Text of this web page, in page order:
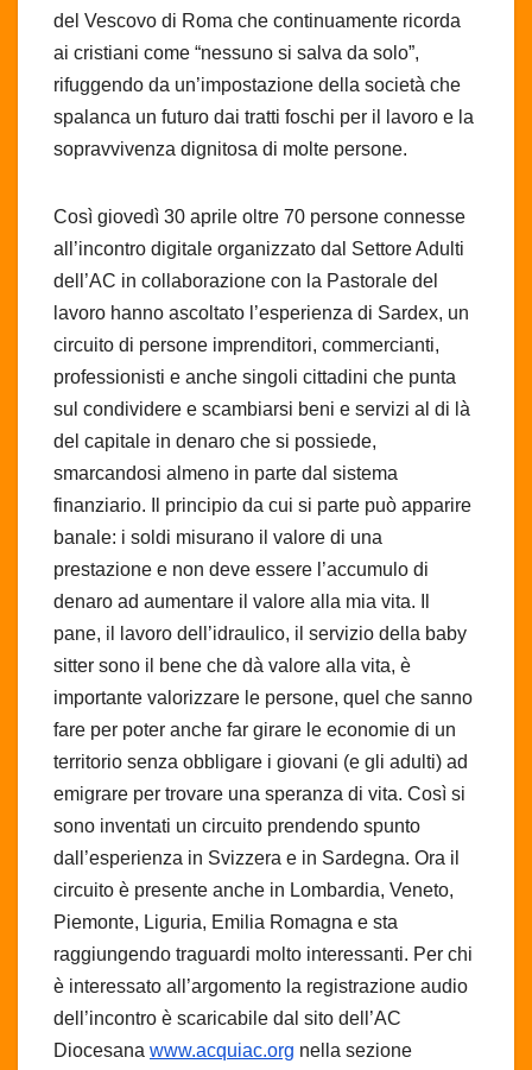
del Vescovo di Roma che continuamente ricorda
ai cristiani come “nessuno si salva da solo”,
rifuggendo da un’impostazione della società che
spalanca un futuro dai tratti foschi per il lavoro e la
sopravvivenza dignitosa di molte persone.
Così giovedì 30 aprile oltre 70 persone connesse
all’incontro digitale organizzato dal Settore Adulti
dell’AC in collaborazione con la Pastorale del
lavoro hanno ascoltato l’esperienza di Sardex, un
circuito di persone imprenditori, commercianti,
professionisti e anche singoli cittadini che punta
sul condividere e scambiarsi beni e servizi al di là
del capitale in denaro che si possiede,
smarcandosi almeno in parte dal sistema
finanziario. Il principio da cui si parte può apparire
banale: i soldi misurano il valore di una
prestazione e non deve essere l’accumulo di
denaro ad aumentare il valore alla mia vita. Il
pane, il lavoro dell’idraulico, il servizio della baby
sitter sono il bene che dà valore alla vita, è
importante valorizzare le persone, quel che sanno
fare per poter anche far girare le economie di un
territorio senza obbligare i giovani (e gli adulti) ad
emigrare per trovare una speranza di vita. Così si
sono inventati un circuito prendendo spunto
dall’esperienza in Svizzera e in Sardegna. Ora il
circuito è presente anche in Lombardia, Veneto,
Piemonte, Liguria, Emilia Romagna e sta
raggiungendo traguardi molto interessanti. Per chi
è interessato all’argomento la registrazione audio
dell’incontro è scaricabile dal sito dell’AC
Diocesana www.acquiac.org nella sezione